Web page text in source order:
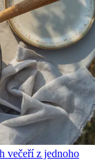
večeří z jednoho